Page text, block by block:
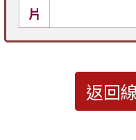
片
返回